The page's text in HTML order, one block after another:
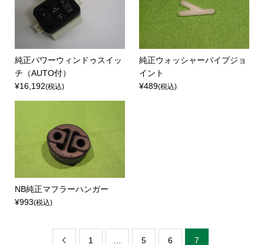
純正パワーウィンドゥスイッ
チ（AUTO付）
¥16,192(税込)
純正ウォッシャーパイプジョ
イント
¥489(税込)
NB純正マフラーハンガー
¥993(税込)
 1 5 6 7